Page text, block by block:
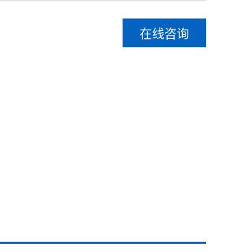
在线咨询